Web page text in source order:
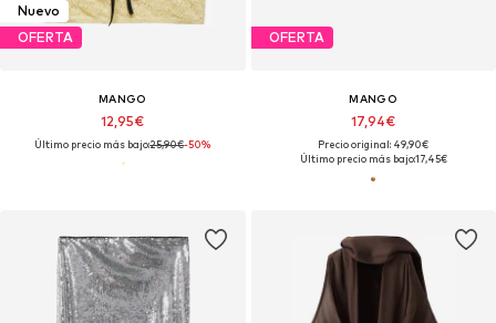
Nuevo
OFERTA
MANGO
12,95€
Último precio más bajo:25,90€-50%
OFERTA
MANGO
17,94€
Precio original: 49,90€
Último precio más bajo:17,45€